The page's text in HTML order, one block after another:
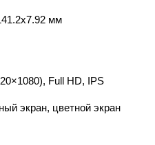
мм
Full HD, IPS
экран, цветной экран